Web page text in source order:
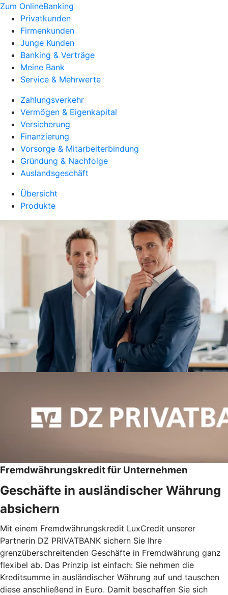
Zum OnlineBanking
Privatkunden
Firmenkunden
Junge Kunden
Banking & Verträge
Meine Bank
Service & Mehrwerte
Zahlungsverkehr
Vermögen & Eigenkapital
Versicherung
Finanzierung
Vorsorge & Mitarbeiterbindung
Gründung & Nachfolge
Auslandsgeschäft
Übersicht
Produkte
Fremdwährungskredit für Unternehmen
Geschäfte in ausländischer Währung
absichern
Mit einem Fremdwährungskredit LuxCredit unserer
Partnerin DZ PRIVATBANK sichern Sie Ihre
grenzüberschreitenden Geschäfte in Fremdwährung ganz
flexibel ab. Das Prinzip ist einfach: Sie nehmen die
Kreditsumme in ausländischer Währung auf und tauschen
diese anschließend in Euro. Damit beschaffen Sie sich